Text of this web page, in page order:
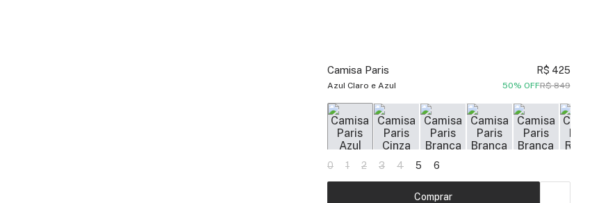
Camisa Paris R$ 425
Azul Claro e Azul 50% OFFR$ 849
0 1 2 3 4 5 6
Comprar